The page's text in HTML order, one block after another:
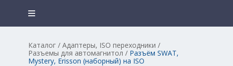
Каталог / Адаптеры, ISO переходники /
Разъемы для автомагнитол / Разъём SWAT,
Mystery, Erisson (наборный) на ISO